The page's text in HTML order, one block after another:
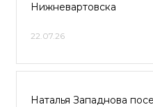
Нижневартовска
22.07.26
Наталья Западнова